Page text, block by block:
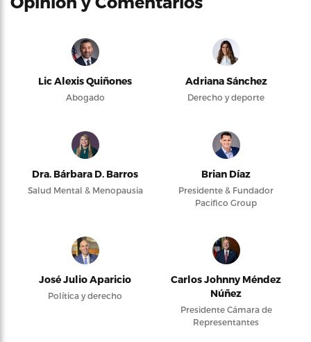
Lic Alexis Quiñones
Abogado
Adriana Sánchez
Derecho y deporte
Dra. Bárbara D. Barros
Salud Mental & Menopausia
Brian Díaz
Presidente & Fundador
Pacifico Group
José Julio Aparicio
Política y derecho
Carlos Johnny Méndez
Núñez
Presidente Cámara de
Representantes